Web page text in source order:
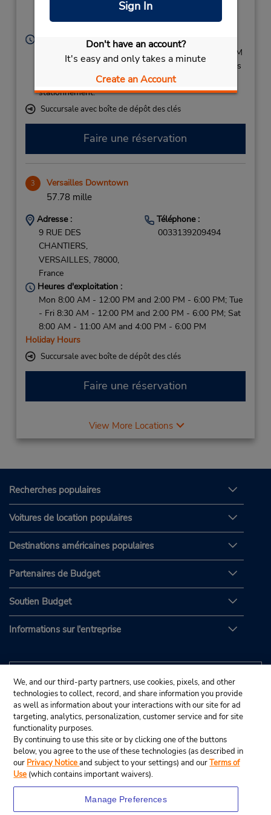
Sign In
Don't have an account?
It's easy and only takes a minute
Create an Account
Paris, 94390, France
Heures d'exploitation :
Sun - Fri 7:00 AM - 11:00 PM; Sat 7:00 AM - 9:00 PM
Si vous arrivez, le comptoir de location se trouve dans
le terminal à une courte distance de marche du
stationnement.
Succursale avec boîte de dépôt des clés
Faire une réservation
3 Versailles Downtown
57.78 mille
Adresse :
9 RUE DES
CHANTIERS,
VERSAILLES, 78000,
France
Téléphone :
0033139209494
Heures d'exploitation :
Mon 8:00 AM - 12:00 PM and 2:00 PM - 6:00 PM; Tue
- Fri 8:30 AM - 12:00 PM and 2:00 PM - 6:00 PM; Sat
8:00 AM - 11:00 AM and 4:00 PM - 6:00 PM
Holiday Hours
Succursale avec boîte de dépôt des clés
Faire une réservation
View More Locations
Recherches populaires
Voitures de location populaires
Destinations américaines populaires
Partenaires de Budget
Soutien Budget
Informations sur l'entreprise
We, and our third-party partners, use cookies, pixels, and other
technologies to collect, record, and share information you provide
as well as information about your interactions with our site for ad
targeting, analytics, personalization, customer service and for site
functionality purposes.
By continuing to use this site or by clicking one of the buttons
below, you agree to the use of these technologies (as described in
our Privacy Noticeand subject to your settings) and ourTerms of
Use (which contains important waivers).
Manage Preferences